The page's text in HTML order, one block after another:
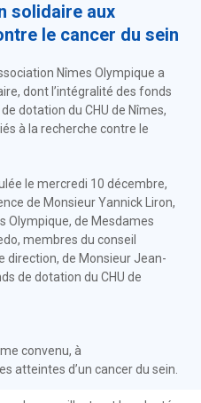
solidaire aux
le cancer du sein
Nîmes Olympique a
dont l’intégralité des fonds
dotation du CHU de Nîmes,
à la recherche contre le
le mercredi 10 décembre,
de Monsieur Yannick Liron,
Olympique, de Mesdames
membres du conseil
direction, de Monsieur Jean-
de dotation du CHU de
convenu, à
atteintes d’un cancer du sein.